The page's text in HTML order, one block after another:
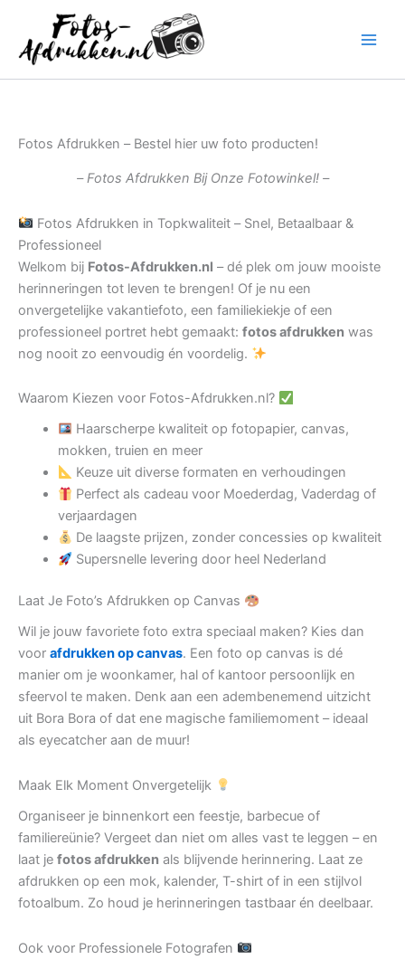
inhoud
Fotos Afdrukken – Bestel hier uw foto producten!
– Fotos Afdrukken Bij Onze Fotowinkel! –
Fotos Afdrukken in Topkwaliteit – Snel, Betaalbaar &
Professioneel
Welkom bij Fotos-Afdrukken.nl – dé plek om jouw mooiste
herinneringen tot leven te brengen! Of je nu een
onvergetelijke vakantiefoto, een familiekiekje of een
professioneel portret hebt gemaakt: fotos afdrukken was
nog nooit zo eenvoudig én voordelig.
Waarom Kiezen voor Fotos-Afdrukken.nl?
Haarscherpe kwaliteit op fotopapier, canvas,
mokken, truien en meer
Keuze uit diverse formaten en verhoudingen
Perfect als cadeau voor Moederdag, Vaderdag of
verjaardagen
De laagste prijzen, zonder concessies op kwaliteit
Supersnelle levering door heel Nederland
Laat Je Foto’s Afdrukken op Canvas
Wil je jouw favoriete foto extra speciaal maken? Kies dan
voor afdrukken op canvas. Een foto op canvas is dé
manier om je woonkamer, hal of kantoor persoonlijk en
sfeervol te maken. Denk aan een adembenemend uitzicht
uit Bora Bora of dat ene magische familiemoment – ideaal
als eyecatcher aan de muur!
Maak Elk Moment Onvergetelijk
Organiseer je binnenkort een feestje, barbecue of
familiereünie? Vergeet dan niet om alles vast te leggen – en
laat je fotos afdrukken als blijvende herinnering. Laat ze
afdrukken op een mok, kalender, T-shirt of in een stijlvol
fotoalbum. Zo houd je herinneringen tastbaar én deelbaar.
Ook voor Professionele Fotografen